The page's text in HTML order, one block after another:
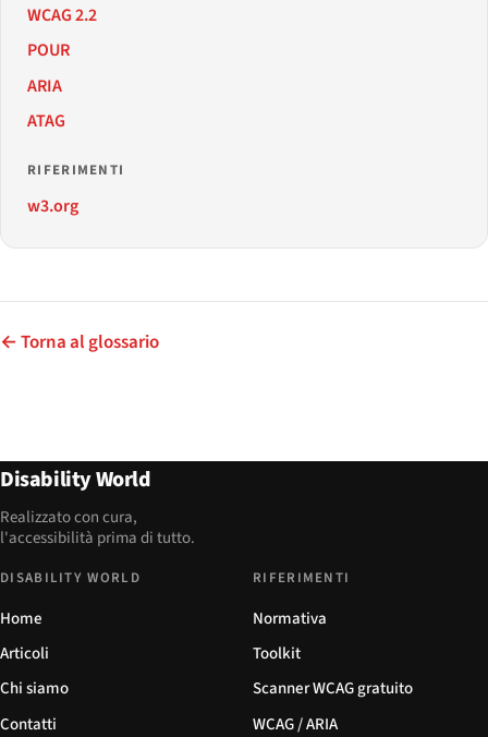
WCAG 2.2
POUR
ARIA
ATAG
RIFERIMENTI
w3.org
← Torna al glossario
Disability World
Realizzato con cura,
l'accessibilità prima di tutto.
DISABILITY WORLD
Home
Articoli
Chi siamo
Contatti
RIFERIMENTI
Normativa
Toolkit
Scanner WCAG gratuito
WCAG / ARIA